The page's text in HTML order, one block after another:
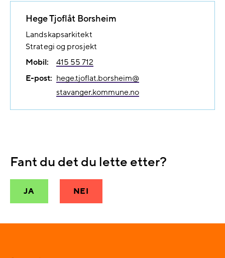
Hege Tjoflåt Borsheim
Landskapsarkitekt
Strategi og prosjekt
Mobil:
415 55 712
E-post:
hege.tjoflat.borsheim@​
stavanger.kommune.no
Fant du det du lette etter?
JA NEI